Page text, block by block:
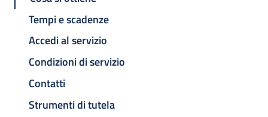
Tempi e scadenze
Accedi al servizio
Condizioni di servizio
Contatti
Strumenti di tutela